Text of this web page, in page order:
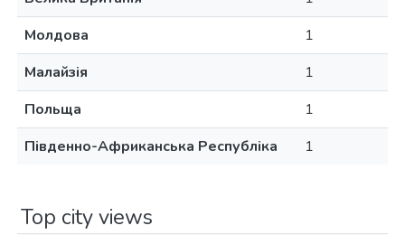
Молдова
1
Малайзія
1
Польща
1
Південно-Африканська Республіка
1
Top city views